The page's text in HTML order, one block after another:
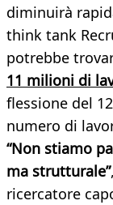
diminuirà
think tank
potrebbe
11 milioni di
flessione del
numero di
“Non stiamo
ma strutturale”
ricercatore